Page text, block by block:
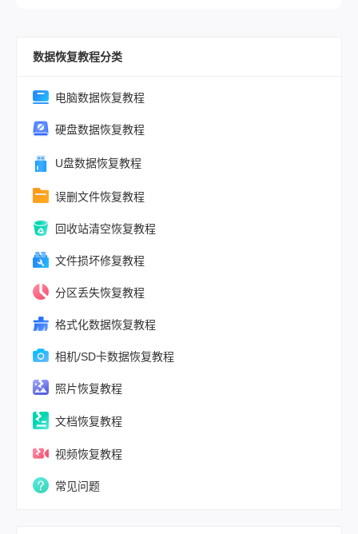
数据恢复教程分类
电脑数据恢复教程
硬盘数据恢复教程
U盘数据恢复教程
误删文件恢复教程
回收站清空恢复教程
文件损坏修复教程
分区丢失恢复教程
格式化数据恢复教程
相机/SD卡数据恢复教程
照片恢复教程
文档恢复教程
视频恢复教程
常见问题